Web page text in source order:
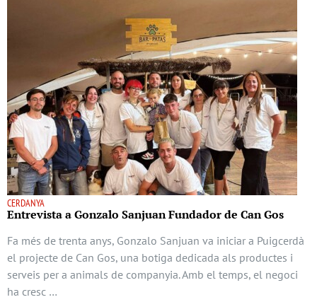
CERDANYA
Entrevista a Gonzalo Sanjuan Fundador de Can Gos
Fa més de trenta anys, Gonzalo Sanjuan va iniciar a Puigcerdà
el projecte de Can Gos, una botiga dedicada als productes i
serveis per a animals de companyia. Amb el temps, el negoci
ha cresc …